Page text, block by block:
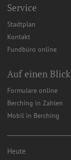
Service
Stadtplan
Kontakt
Fundbüro online
Auf einen Blick
Formulare online
Berching in Zahlen
Mobil in Berching
Heute